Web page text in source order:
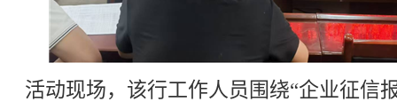
活动现场，该行工作人员围绕“企业征信